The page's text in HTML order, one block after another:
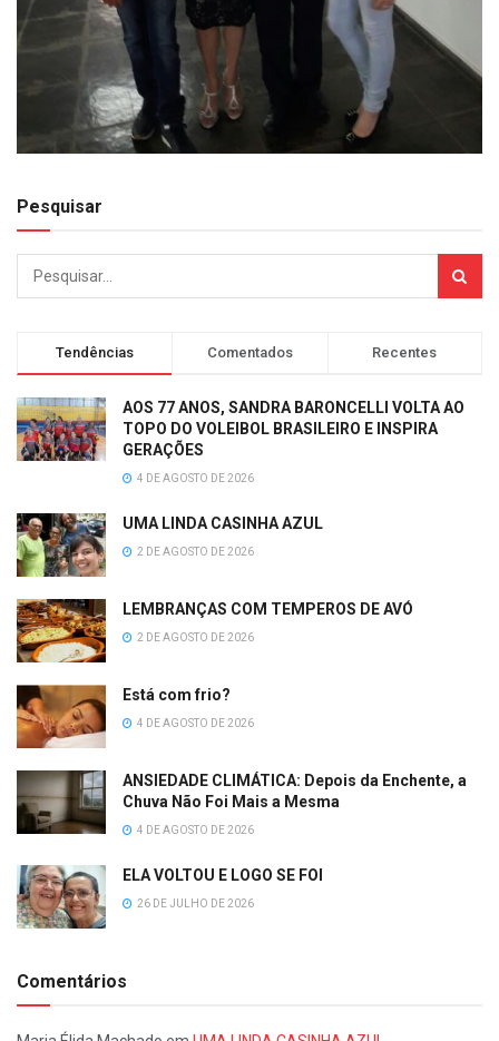
Pesquisar
Tendências Comentados Recentes
AOS 77 ANOS, SANDRA BARONCELLI VOLTA AO
TOPO DO VOLEIBOL BRASILEIRO E INSPIRA
GERAÇÕES
4 DE AGOSTO DE 2026
UMA LINDA CASINHA AZUL
2 DE AGOSTO DE 2026
LEMBRANÇAS COM TEMPEROS DE AVÓ
2 DE AGOSTO DE 2026
Está com frio?
4 DE AGOSTO DE 2026
ANSIEDADE CLIMÁTICA: Depois da Enchente, a
Chuva Não Foi Mais a Mesma
4 DE AGOSTO DE 2026
ELA VOLTOU E LOGO SE FOI
26 DE JULHO DE 2026
Comentários